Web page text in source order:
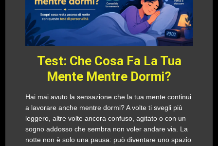
Test: Che Cosa Fa La Tua
Mente Mentre Dormi?
Hai mai avuto la sensazione che la tua mente continui
a lavorare anche mentre dormi? A volte ti svegli più
leggero, altre volte ancora confuso, agitato o con un
sogno addosso che sembra non voler andare via. La
notte non è solo una pausa: può diventare uno spazio